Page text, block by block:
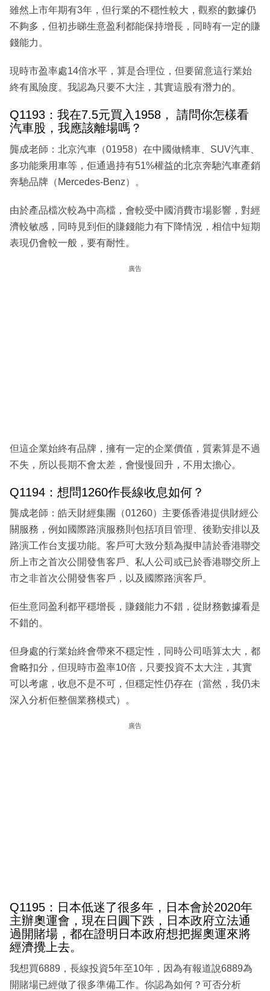
雖然上市年期有3年，但行業的不穩性較大，觀察的數據仍
不夠多，但初步睇生意盈利都能保持增長，同時有一定的賺
錢能力。
現時市盈率處14倍水平，算是合理位，但要留意這行業始
終有風險度。我認為只要不大注，其實這股有潛力的。
Q1193：我在7.5元買入1958， 請問你怎樣看
汽車股，我應該離場嗎？
龔成老師：北京汽車（01958）在中國做轎車、SUV汽車、
多功能乘用車等，佢通過持有51%權益的北京奔馳汽車產銷
奔馳品牌（Mercedes-Benz）。
由於產品檔次較為中高檔，會較受中國消費市場影響，對經
濟較敏感，同時見到佢的賺錢能力有下降情況，相信中短期
表現仍會較一般，要有耐性。
廣告
但這企業始終有品牌，擁有一定的企業價值，質素算是不過
不失，所以長期不會太差，會慢慢回升，不用太擔心。
Q1194：想問1260作長線收息如何？
龔成老師：皓天財經集團（01260）主要係香港提供財經公
關服務，例如國際路演服務則包括項目管理、後勤安排以及
路演工作台支援功能。客戶可大致分類為擬申請於香港聯交
所上市之首次公開發售客戶、私人公司或已於香港聯交所上
市之非首次公開發售客戶，以及國際路演客戶。
佢生意同盈利都平穩增長，賺錢能力不錯，從財務數據看是
不錯的。
但身處的行業始終會帶來不穩定性，同時公司唔算太大，都
會略扣分，但現時市盈率10倍，只要投資不太大注，其實
可以考慮，收息不是不可，但穩定性仍存在（當然，我仍未
深入分析佢整個業務模式）。
廣告
Q1195：日本低迷了很多年，日本會於2020年
主辦奧運會，現在日圓下跌，日本政府立法通
過開賭場，都在證明日本政府想把握奧運來將
經濟攪上去。
我想買6889，長線投資5年至10年，因為有報道說6889為
開賭場已經做了很多準備工作。你認為如何？可否分析